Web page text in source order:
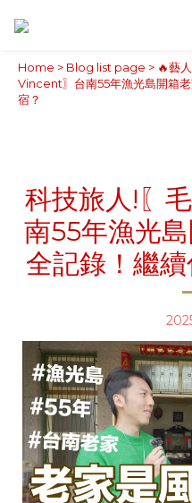
Home > Blog list page > 🔥藝
Vincent〗台南55年漁光島開箱
宿？
科技旅人!〖
南55年漁光
全記錄！繼